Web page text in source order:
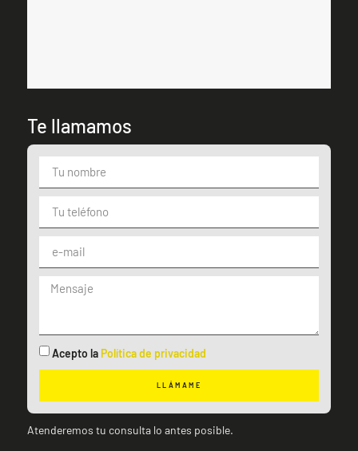
Te llamamos
Acepto la Política de privacidad
LLÁMAME
Atenderemos tu consulta lo antes posible.